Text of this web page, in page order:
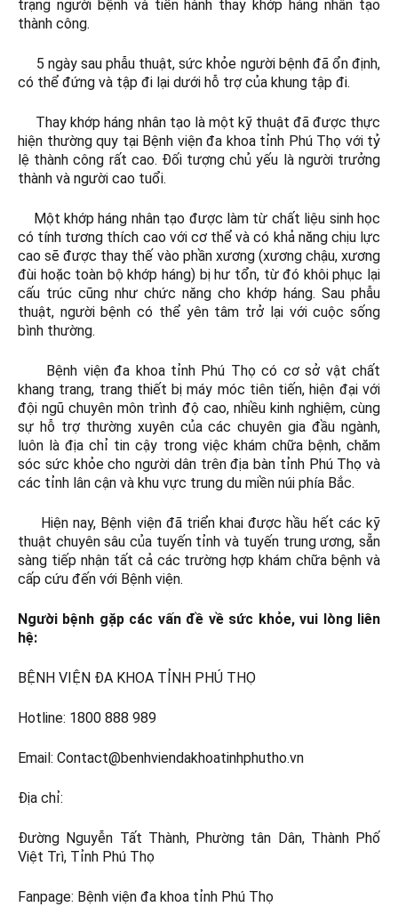
trạng người bệnh và tiến hành thay khớp háng nhân tạo
thành công.
5 ngày sau phẫu thuật, sức khỏe người bệnh đã ổn định,
có thể đứng và tập đi lại dưới hỗ trợ của khung tập đi.
Thay khớp háng nhân tạo là một kỹ thuật đã được thực
hiện thường quy tại Bệnh viện đa khoa tỉnh Phú Thọ với tỷ
lệ thành công rất cao. Đối tượng chủ yếu là người trưởng
thành và người cao tuổi.
Một khớp háng nhân tạo được làm từ chất liệu sinh học
có tính tương thích cao với cơ thể và có khả năng chịu lực
cao sẽ được thay thế vào phần xương (xương chậu, xương
đùi hoặc toàn bộ khớp háng) bị hư tổn, từ đó khôi phục lại
cấu trúc cũng như chức năng cho khớp háng. Sau phẫu
thuật, người bệnh có thể yên tâm trở lại với cuộc sống
bình thường.
Bệnh viện đa khoa tỉnh Phú Thọ có cơ sở vật chất
khang trang, trang thiết bị máy móc tiên tiến, hiện đại với
đội ngũ chuyên môn trình độ cao, nhiều kinh nghiệm, cùng
sự hỗ trợ thường xuyên của các chuyên gia đầu ngành,
luôn là địa chỉ tin cậy trong việc khám chữa bệnh, chăm
sóc sức khỏe cho người dân trên địa bàn tỉnh Phú Thọ và
các tỉnh lân cận và khu vực trung du miền núi phía Bắc.
Hiện nay, Bệnh viện đã triển khai được hầu hết các kỹ
thuật chuyên sâu của tuyến tỉnh và tuyến trung ương, sẵn
sàng tiếp nhận tất cả các trường hợp khám chữa bệnh và
cấp cứu đến với Bệnh viện.
Người bệnh gặp các vấn đề về sức khỏe, vui lòng liên
hệ:
BỆNH VIỆN ĐA KHOA TỈNH PHÚ THỌ
Hotline: 1800 888 989
Email: Contact@benhviendakhoatinhphutho.vn
Địa chỉ:
Đường Nguyễn Tất Thành, Phường tân Dân, Thành Phố
Việt Trì, Tỉnh Phú Thọ
Fanpage: Bệnh viện đa khoa tỉnh Phú Thọ